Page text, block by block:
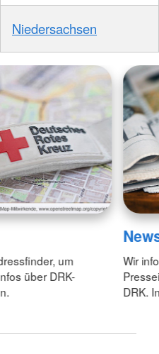
Niedersachsen
um
über DRK-
Wir
DRK.